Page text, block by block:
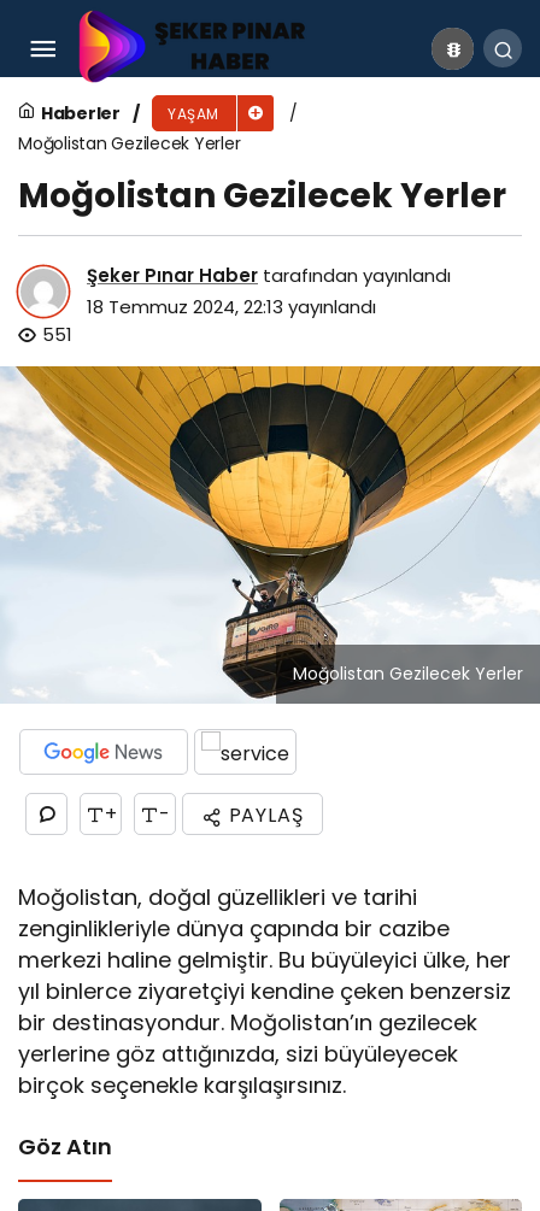
Haberler YAŞAM
Moğolistan Gezilecek Yerler
Moğolistan Gezilecek Yerler
Şeker Pınar Haber tarafından yayınlandı
18 Temmuz 2024, 22:13 yayınlandı
551
Moğolistan Gezilecek Yerler
+ - PAYLAŞ
Moğolistan, doğal güzellikleri ve tarihi
zenginlikleriyle dünya çapında bir cazibe
merkezi haline gelmiştir. Bu büyüleyici ülke, her
yıl binlerce ziyaretçiyi kendine çeken benzersiz
bir destinasyondur. Moğolistan’ın gezilecek
yerlerine göz attığınızda, sizi büyüleyecek
birçok seçenekle karşılaşırsınız.
Göz Atın
Fairy İsrail Malı Mı? Fairy Hangi Ülkenin?